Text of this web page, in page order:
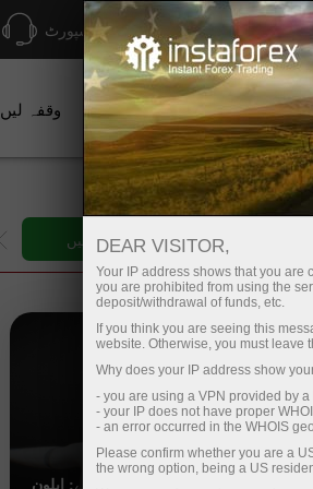
سپورٹ اکاونٹ کھولیں
کے
مہمات وقفہ لیں
تجارتی اکاؤنٹ کھولیں
2025 میں کیا توقع کی جائے: ایلون
DEAR VISITOR,
Your IP address shows that you are
you are prohibited from using the
deposit/withdrawal of funds, etc.
If you think you are seeing this
website. Otherwise, you must leave
Why does your IP address show
- you are using a VPN provided by
- your IP does not have proper
- an error occurred in the WHOIS
Please confirm whether you are a
the wrong option, being a US